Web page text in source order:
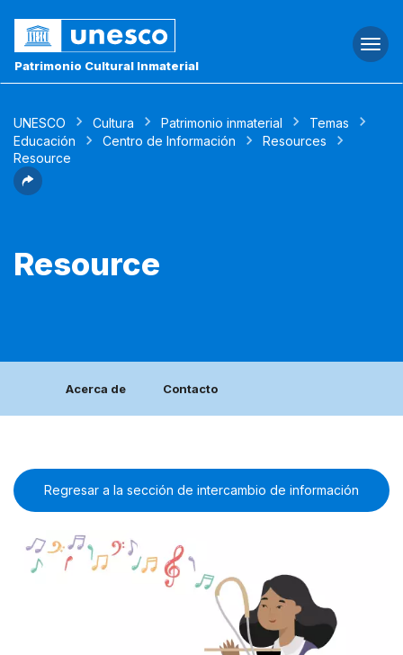
Patrimonio Cultural Inmaterial
UNESCO Cultura Patrimonio inmaterial
Temas
Educación
Centro de Información
Resources
Resource
Resource
Acerca de Contacto
Regresar a la sección de intercambio de información